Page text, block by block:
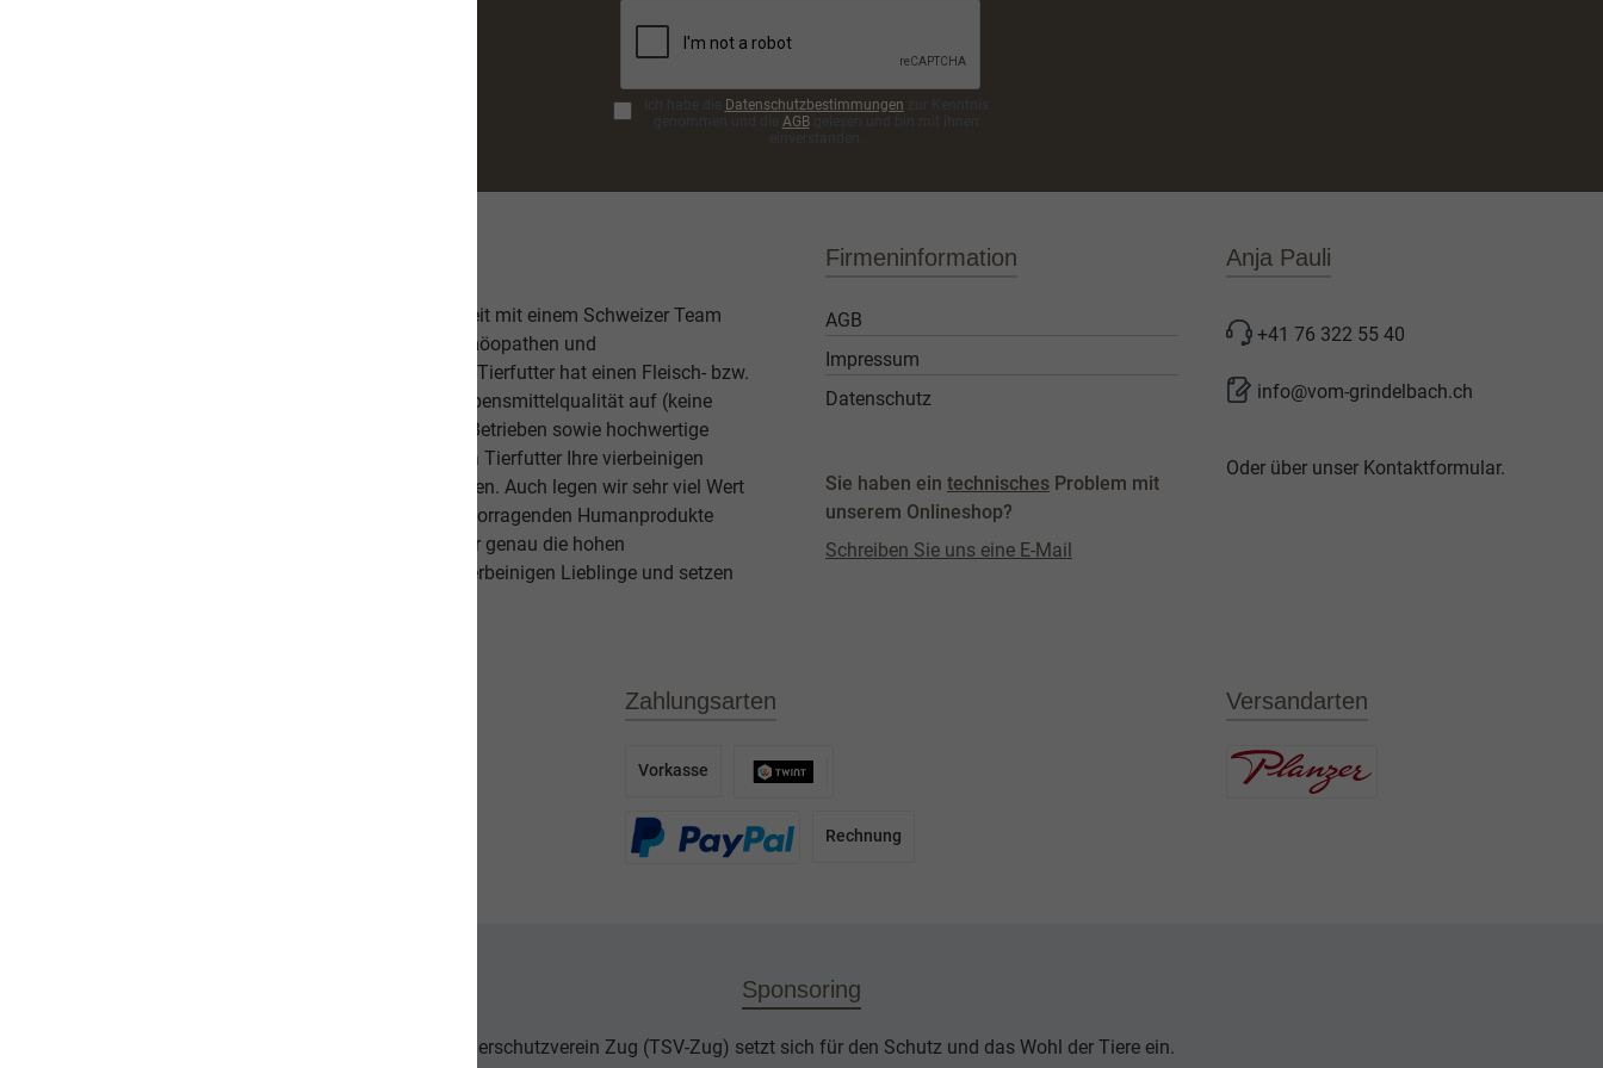
Datenschutzbestimmungen
AGBgelesen und bin mit ihnen
Unsere hochwertige Tiernahrung ist in Zusammenarbeit mit einem Schweizer Team
bestehend aus einer Tierärztin, Tierheilpraktikern, Homöopathen und
Ernährungsfachleuten entwickelt worden. Das leckere Tierfutter hat einen Fleisch- bzw.
Fischanteil von ca. 70% im Durchschnitt und weist Lebensmittelqualität auf (keine
Schlachtabfälle). Höchste Qualität aus kontrollierten Betrieben sowie hochwertige
Beilagen sind der Garant, dass Sie mit unserem naVita Tierfutter Ihre vierbeinigen
Lieblinge ausgewogen und abwechslungsreich ernähren. Auch legen wir sehr viel Wert
darauf, dass es Ihnen persönlich gut geht. Unsere hervorragenden Humanprodukte
beweisen dies. Als Schweizer Unternehmen kennen wir genau die hohen
Qualitätsansprüche unserer Kunden sowie unseren vierbeinigen Lieblinge und setzen
Firmeninformation
AGB
Impressum
Datenschutz
Sie haben ein technisches Problem mit
unserem Onlineshop?
Schreiben Sie uns eine E-Mail
Anja Pauli
+41 76 322 55 40
info@vom-grindelbach.ch
Oder über unser Kontaktformular.
Zahlungsarten
Vorkasse
Rechnung
Versandarten
Sponsoring
Der Tierschutzverein Zug (TSV-Zug) setzt sich für den Schutz und das Wohl der Tiere ein.